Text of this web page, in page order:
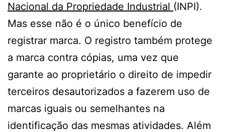
Nacional da Propriedade Industrial (INPI).
Mas esse não é o único benefício de
registrar marca. O registro também protege
a marca contra cópias, uma vez que
garante ao proprietário o direito de impedir
terceiros desautorizados a fazerem uso de
marcas iguais ou semelhantes na
identificação das mesmas atividades. Além